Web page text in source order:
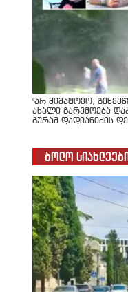
"არ მიმატოვო,
ახალი გარემოება
გურამ დადიანიძის
ბოლო